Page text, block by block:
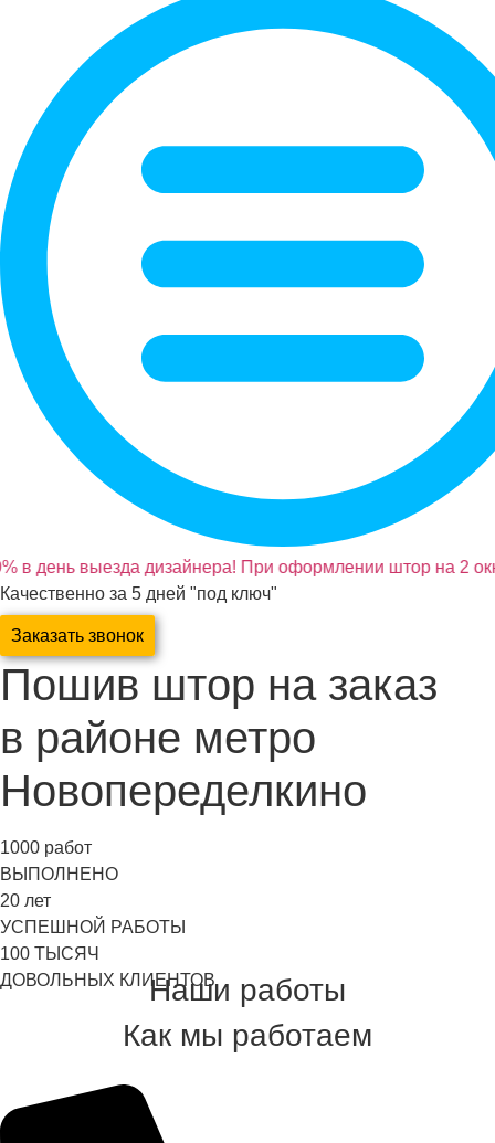
в день выезда дизайнера! При оформлении штор на 2
Качественно за 5 дней "под ключ"
Заказать звонок
Пошив штор на заказ
в районе метро
Новопеределкино
1000 работ
ВЫПОЛНЕНО
20 лет
УСПЕШНОЙ РАБОТЫ
100 ТЫСЯЧ
ДОВОЛЬНЫХ КЛИЕНТОВНаши работы
Как мы работаем